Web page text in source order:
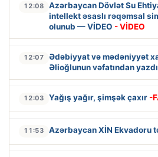
12:08
Azərbaycan Dövlət Su
intellekt əsaslı rəqəmsal
olunub — VİDEO - VİDEO
12:07
Ədəbiyyat və mədəniyyət
Əlioğlunun vəfatından
12:03 Yağış yağır, şimşək çaxır -
11:53 Azərbaycan XİN Ekvadoru